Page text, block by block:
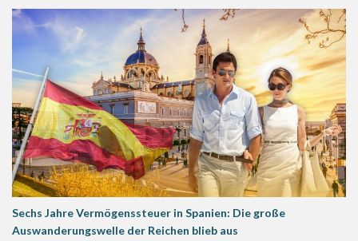
Sechs Jahre Vermögenssteuer in Spanien: Die große
Auswanderungswelle der Reichen blieb aus